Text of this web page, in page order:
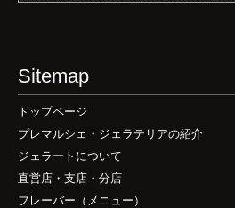
Sitemap
トップページ
プレマルシェ・ジェラテリアの紹介
ジェラートについて
直営店・支店・分店
フレーバー（メニュー）